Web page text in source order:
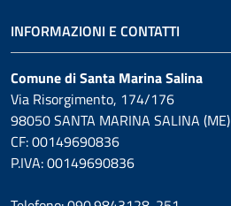
INFORMAZIONI E CONTATTI
Comune di Santa Marina Salina
Via Risorgimento, 174/176
98050 SANTA MARINA SALINA (ME)
CF: 00149690836
P.IVA: 00149690836